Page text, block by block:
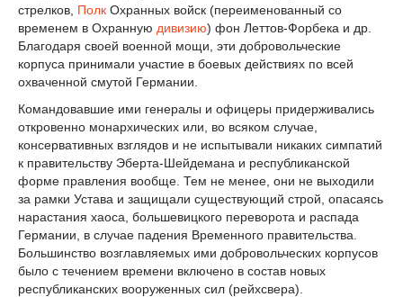
стрелков, Полк Охранных войск (переименованный со
временем в Охранную дивизию) фон Леттов-Форбека и др.
Благодаря своей военной мощи, эти добровольческие
корпуса принимали участие в боевых действиях по всей
охваченной смутой Германии.
Командовавшие ими генералы и офицеры придерживались
откровенно монархических или, во всяком случае,
консервативных взглядов и не испытывали никаких симпатий
к правительству Эберта-Шейдемана и республиканской
форме правления вообще. Тем не менее, они не выходили
за рамки Устава и защищали существующий строй, опасаясь
нарастания хаоса, большевицкого переворота и распада
Германии, в случае падения Временного правительства.
Большинство возглавляемых ими добровольческих корпусов
было с течением времени включено в состав новых
республиканских вооруженных сил (рейхсвера).